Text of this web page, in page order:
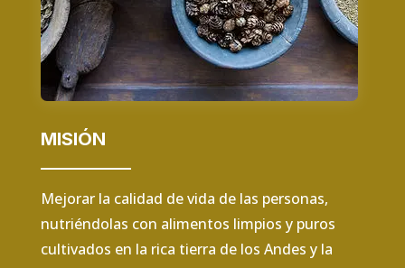
MISIÓN
Mejorar la calidad de vida de las personas,
nutriéndolas con alimentos limpios y puros
cultivados en la rica tierra de los Andes y la